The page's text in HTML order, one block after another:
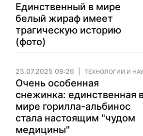
Единственный в мире
белый жираф имеет
трагическую историю
(фото)
25.07.2025 09:26 ТЕХНОЛОГИИ И
Очень особенная
снежинка: единственная
мире горилла-альбинос
стала настоящим "чудом
медицины"